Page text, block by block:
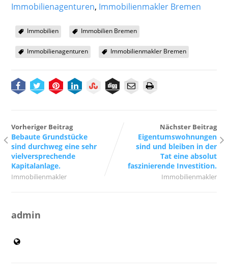
Immobilienagenturen, Immobilienmakler Bremen
Immobilien Immobilien Bremen
Immobilienagenturen Immobilienmakler Bremen
Vorheriger Beitrag
Bebaute Grundstücke
sind durchweg eine sehr
vielversprechende
Kapitalanlage.
Immobilienmakler
Nächster Beitrag
Eigentumswohnungen
sind und bleiben in der
Tat eine absolut
faszinierende Investition.
Immobilienmakler
admin